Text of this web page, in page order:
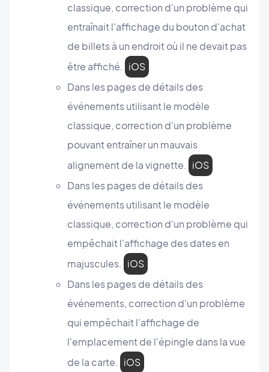
classique, correction d'un problème qui
entraînait l'affichage du bouton d'achat
de billets à un endroit où il ne devait pas
être affiché. iOS
Dans les pages de détails des
événements utilisant le modèle
classique, correction d'un problème
pouvant entraîner un mauvais
alignement de la vignette. iOS
Dans les pages de détails des
événements utilisant le modèle
classique, correction d'un problème qui
empêchait l'affichage des dates en
majuscules. iOS
Dans les pages de détails des
événements, correction d'un problème
qui empêchait l'affichage de
l'emplacement de l'épingle dans la vue
de la carte. iOS